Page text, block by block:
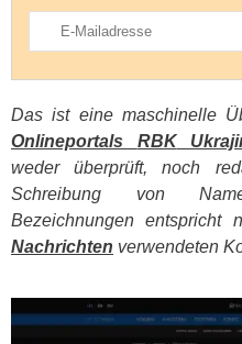
Das ist eine maschinelle
Onlineportals RBK
weder überprüft, noch
Schreibung von
Bezeichnungen entspricht
Nachrichten verwendeten